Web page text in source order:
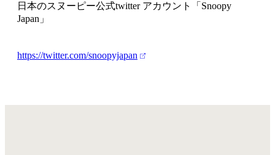
日本のスヌーピー公式twitter アカウント「Snoopy
Japan」
https://twitter.com/snoopyjapan